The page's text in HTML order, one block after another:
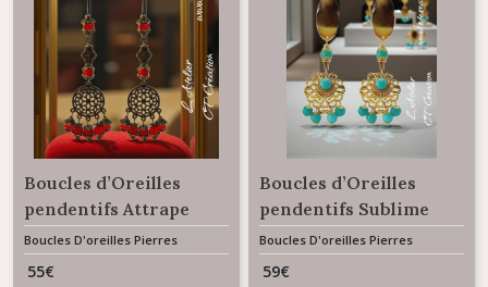
Boucles d’Oreilles
pendentifs Attrape
Rêves bronze perles en
Cristal & Corail
Boucles D'oreilles Pierres
Naturelles
55€
Boucles d’Oreilles
pendentifs Sublime
Amazonite
Boucles D'oreilles Pierres
Naturelles
59€